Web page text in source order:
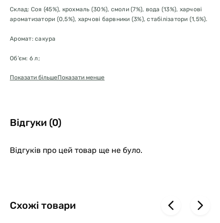
Склад: Соя (45%), крохмаль (30%), смоли (7%), вода (13%), харчові
ароматизатори (0,5%), харчові барвники (3%), стабілізатори (1,5%).
Аромат: сакура
Об’єм: 6 л;
Вага: 2,6 кг;
Показати більшеПоказати менше
Відгуки (0)
Відгуків про цей товар ще не було.
Схожі товари